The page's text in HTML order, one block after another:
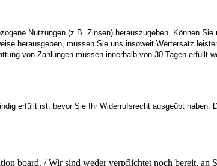
Nutzungen (z.B. Zinsen) herauszugeben. Können
herausgeben, müssen Sie uns insoweit Wertersatz
von Zahlungen müssen innerhalb von 30 Tagen erfüllt
erfüllt ist, bevor Sie Ihr Widerrufsrecht ausgeübt haben.
board. / Wir sind weder verpflichtet noch bereit, an